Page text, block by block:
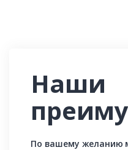
Наши
По вашему желанию